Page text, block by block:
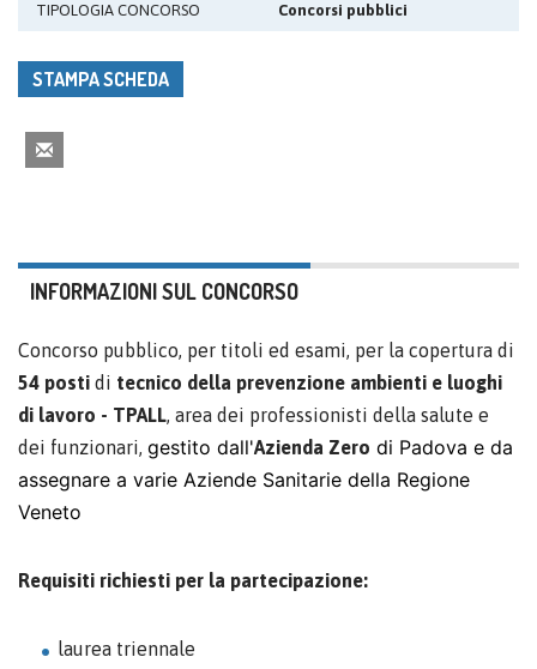
TIPOLOGIA CONCORSO Concorsi pubblici
STAMPA SCHEDA
INFORMAZIONI SUL CONCORSO
Concorso pubblico, per titoli ed esami, per la copertura di
54 posti di tecnico della prevenzione ambienti e luoghi
di lavoro - TPALL, area dei professionisti della salute e
dei funzionari, gestito dall'Azienda Zero di Padova e da
assegnare a varie Aziende Sanitarie della Regione
Veneto
Requisiti richiesti per la partecipazione:
laurea triennale